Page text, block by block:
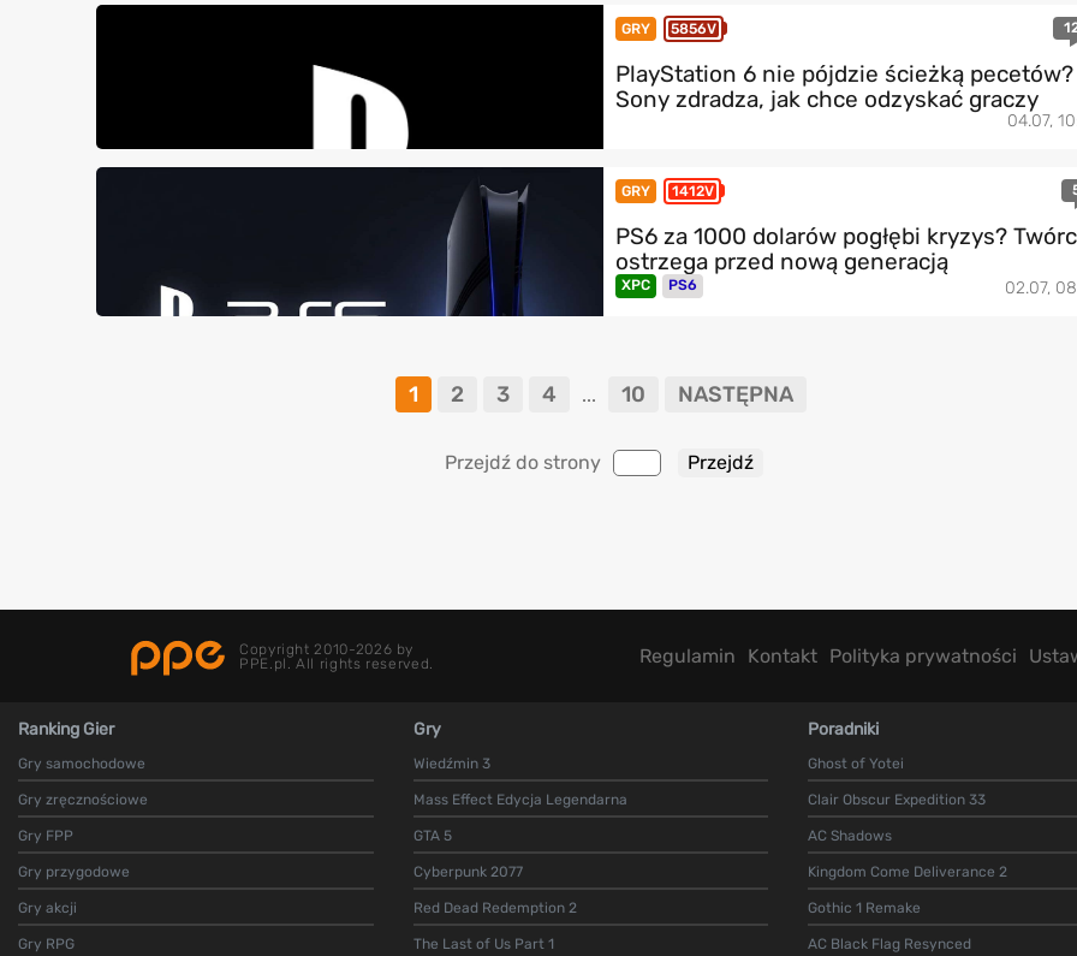
GRY 5856V
PlayStation 6 nie pójdzie ścieżką pecetów?
Sony zdradza, jak chce odzyskać graczy
04.07,
GRY 1412V
PS6 za 1000 dolarów pogłębi kryzys?
ostrzega przed nową generacją
XPC PS6 02.07,
1 2 3 4 ... 10 NASTĘPNA
Przejdź do strony
Copyright 2010-2026 by
PPE.pl. All rights reserved.
Regulamin Kontakt Polityka prywatności
Ranking Gier
Gry samochodowe
Gry zręcznościowe
Gry FPP
Gry przygodowe
Gry akcji
Gry RPG
Gry
Wiedźmin 3
Mass Effect Edycja Legendarna
GTA 5
Cyberpunk 2077
Red Dead Redemption 2
The Last of Us Part 1
Poradniki
Ghost of Yotei
Clair Obscur Expedition 33
AC Shadows
Kingdom Come Deliverance 2
Gothic 1 Remake
AC Black Flag Resynced